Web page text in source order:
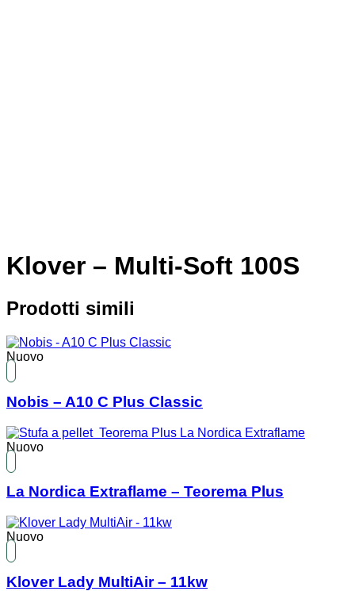
Klover – Multi-Soft 100S
Prodotti simili
Nuovo
Nobis – A10 C Plus Classic
Nuovo
La Nordica Extraflame – Teorema Plus
Nuovo
Klover Lady MultiAir – 11kw